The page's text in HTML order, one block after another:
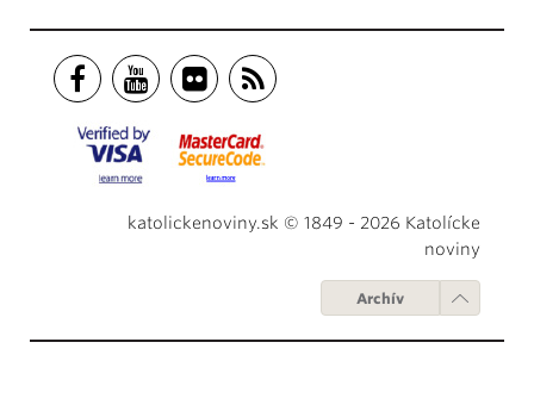
katolickenoviny.sk © 1849 - 2026 Katolícke
noviny
Archív